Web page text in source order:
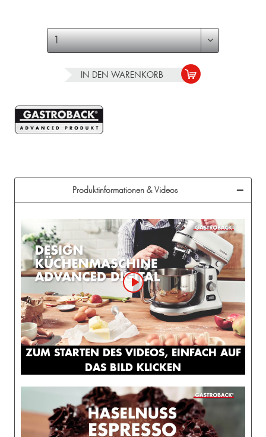
IN DEN WARENKORB
Produktinformationen & Videos
ZUM STARTEN DES VIDEOS, EINFACH AUF
DAS BILD KLICKEN